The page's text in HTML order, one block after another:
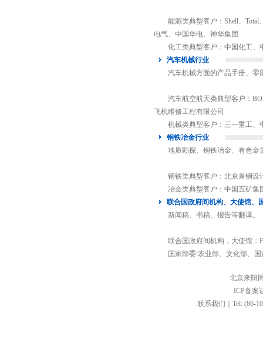
能源类典型客户：Shell、Total
电气、中国华电、神华集团
化工类典型客户：中国化工、
汽车机械行业
汽车机械方面的产品手册、零
汽车航空航天类典型客户：
飞机维修工程有限公司
机械类典型客户：三一重工、
钢铁冶金行业
地质勘探、钢铁冶金、有色金属
钢铁类典型客户：北京首钢设
冶金类典型客户：中国五矿集
联合国政府间机构、大使馆、
新闻稿、书稿、报告等翻译。
联合国政府间机构，大使馆：
国家部委:农业部、文化部、国
北京来阳
ICP备案
联系我们｜Tel: (86-